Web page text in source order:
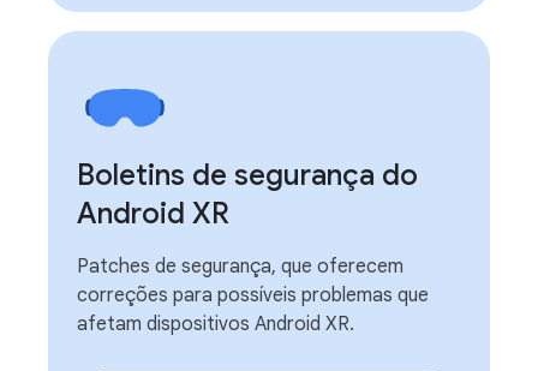
Boletins de segurança do
Android XR
Patches de segurança, que oferecem
correções para possíveis problemas que
afetam dispositivos Android XR.